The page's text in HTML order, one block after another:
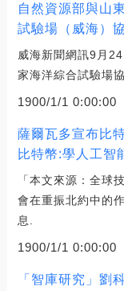
自然資源部與山
試驗場（威海）
威海新聞網訊9月
家海洋綜合試驗場
1900/1/1 0:00:00
薩爾瓦多宣布比
比特幣:學人工智
「本文來源：全球
會在重振北約中的
息.
1900/1/1 0:00:00
「智庫研究」劉